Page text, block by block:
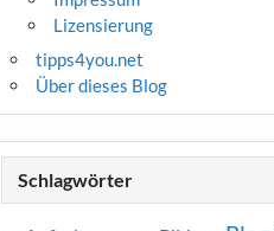
Lizensierung
tipps4you.net
Über dieses Blog
Schlagwörter